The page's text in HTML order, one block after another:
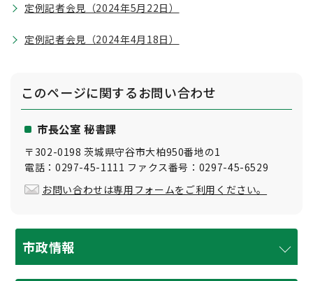
定例記者会見（2024年5月22日）
定例記者会見（2024年4月18日）
このページに関するお問い合わせ
市長公室 秘書課
〒302-0198 茨城県守谷市大柏950番地の1
電話：0297-45-1111 ファクス番号：0297-45-6529
お問い合わせは専用フォームをご利用ください。
市政情報